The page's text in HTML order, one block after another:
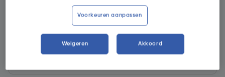
| Excl. btw € 11,69
Kies productvariant(6)
Voorkeuren aanpassen
Weigeren Akkoord